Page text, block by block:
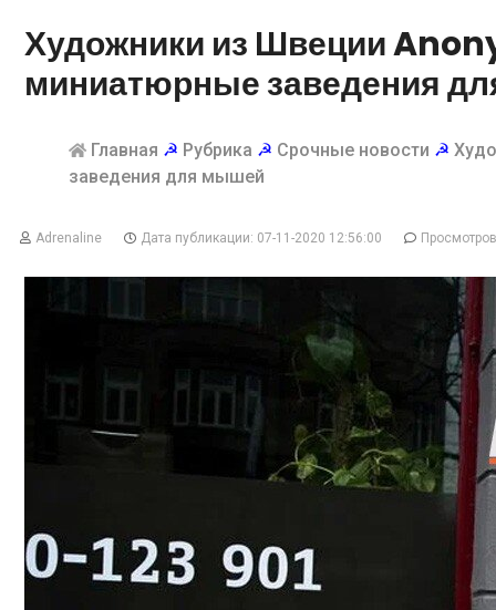
Художники из Швеции
миниатюрные заведения
Главная ☭ Рубрика ☭ Срочные новости ☭
заведения для мышей
Adrenaline Дата публикации: 07-11-2020 12:56:00